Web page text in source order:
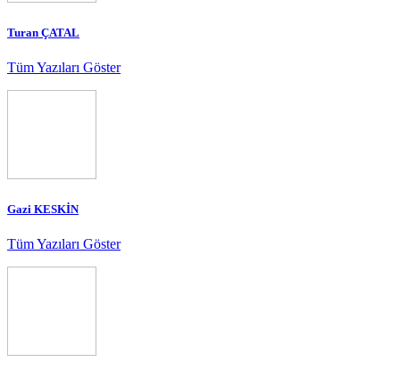
Turan ÇATAL
Tüm Yazıları Göster
Gazi KESKİN
Tüm Yazıları Göster